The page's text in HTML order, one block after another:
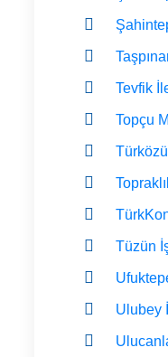
Tevfik
Topçu
Tüzün
Ulubey